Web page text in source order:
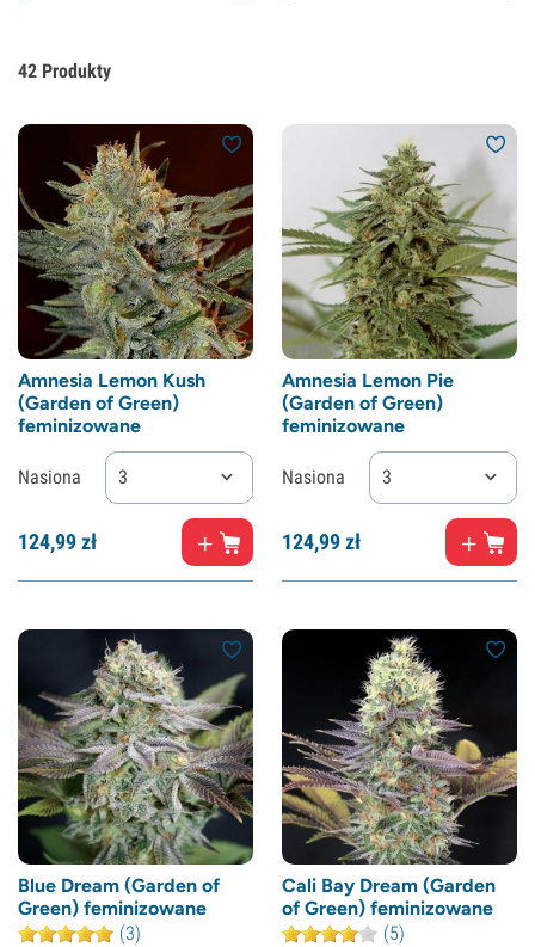
42 Produkty
Amnesia Lemon Kush
(Garden of Green)
feminizowane
Nasiona 3
124,99zł
Amnesia Lemon Pie
(Garden of Green)
feminizowane
Nasiona 3
124,99zł
Blue Dream (Garden of
Green) feminizowane
(3)
Cali Bay Dream (Garden
of Green) feminizowane
(5)